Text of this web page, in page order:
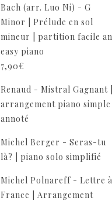
Bach (arr. Luo Ni) - G
Minor | Prélude en sol
mineur | partition facile
easy piano
7,90€
Renaud - Mistral Gagnant |
arrangement piano simple
annoté
Michel Berger - Seras-tu
là? | piano solo simplifié
Michel Polnareff - Lettre à
France | Arrangement